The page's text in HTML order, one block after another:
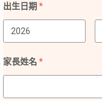
出生日期 *
家長姓名 *